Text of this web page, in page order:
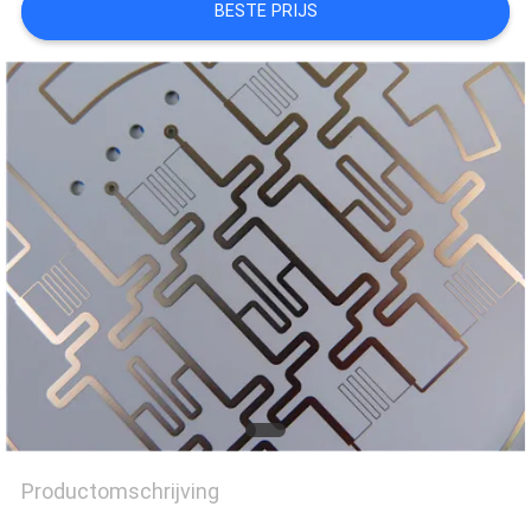
GEVALLEN
SITEMAP
PRIVACYBELEID
BESTE PRIJS
Productomschrijving